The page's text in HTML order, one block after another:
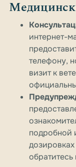
интернет-
телефону,
визит к
подробной